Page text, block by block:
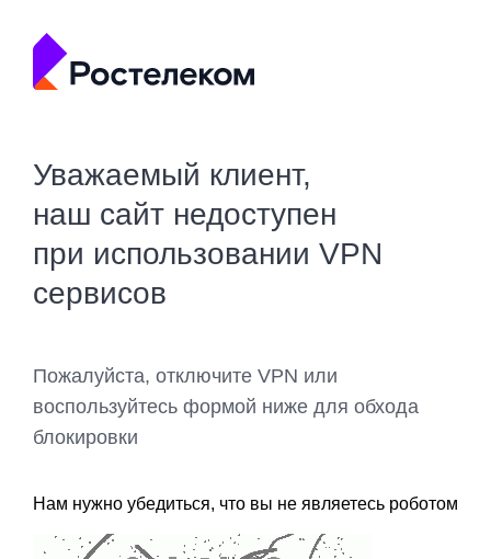
Уважаемый клиент,
наш сайт недоступен
при использовании VPN
сервисов
Пожалуйста, отключите VPN или
воспользуйтесь формой ниже для обхода
блокировки
Нам нужно убедиться, что вы не являетесь роботом